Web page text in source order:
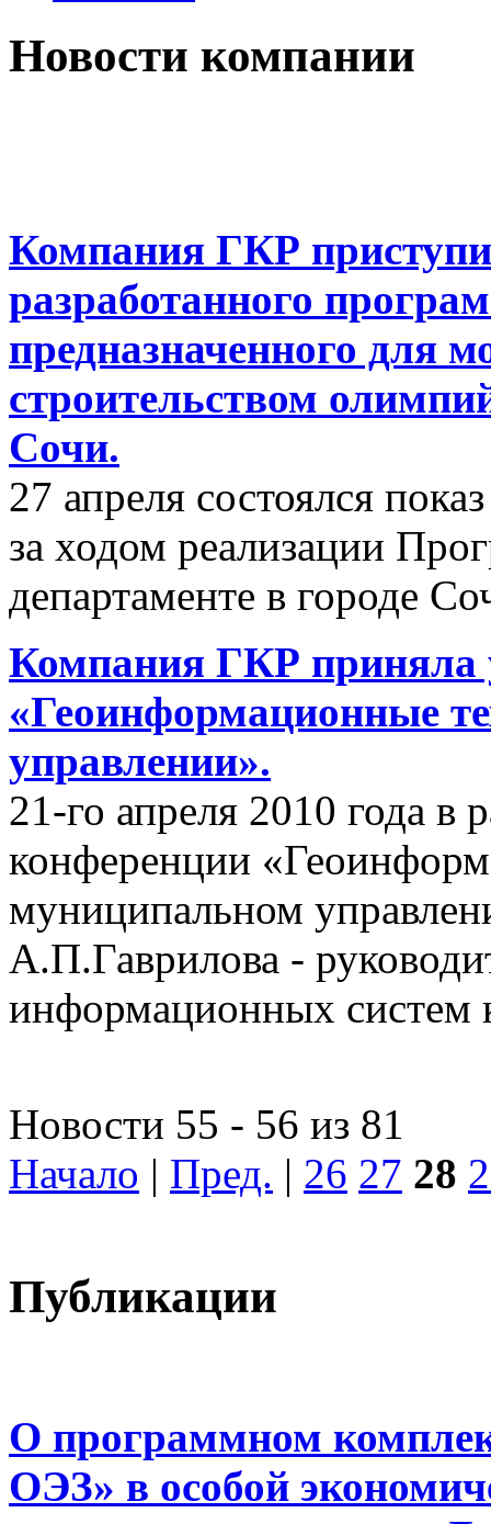
Новости компании
Компания ГКР
разработанного
предназначенного для
строительством
Сочи.
27 апреля состоялся
за ходом реализации
департаменте в городе
Компания ГКР приняла
«Геоинформационные
управлении».
21-го апреля 2010 года в
конференции
муниципальном
А.П.Гаврилова -
информационных систем
Новости 55 - 56 из 81
Начало | Пред. | 26 27 28
Публикации
О программном
ОЭЗ» в особой